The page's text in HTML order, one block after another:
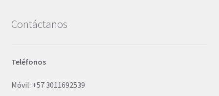
Contáctanos
Teléfonos
Móvil: +57 3011692539